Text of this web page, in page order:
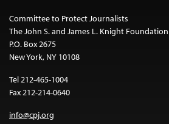
Committee to Protect Journalists
The John S. and James L. Knight
P.O. Box 2675
New York, NY 10108
Tel 212-465-1004
Fax 212-214-0640
info@cpj.org